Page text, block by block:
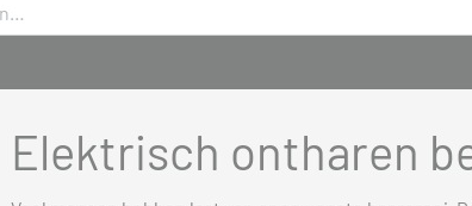
Elektrisch ontharen